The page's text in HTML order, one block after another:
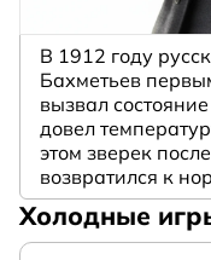
В 1912 году
Бахметьев
вызвал
довел
этом зверек
возвратился к
Холодные